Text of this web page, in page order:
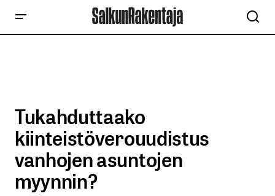
Tukahduttaako
kiinteistöverouudistus
vanhojen asuntojen
myynnin?